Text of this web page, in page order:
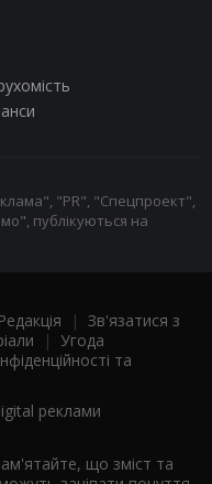
"PR", "Спецпроект",
публікуються на
Редакція | Зв'язатися з
| Угода
та
реклами
що зміст та